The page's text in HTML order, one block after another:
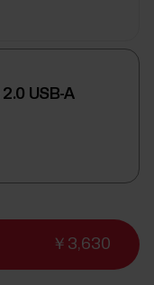
USB-A
￥3,630